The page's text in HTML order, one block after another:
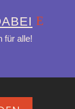
für alle!